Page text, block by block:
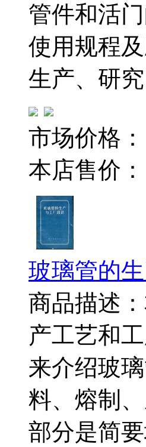
管件和活
使用规程
生产、研
市场价格：
本店售价：
玻璃管的
商品描述
产工艺和
来介绍玻
料、熔制
部分是简